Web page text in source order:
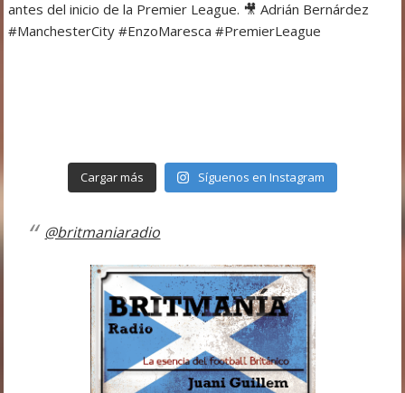
Cargar más Síguenos en Instagram
@britmaniaradio